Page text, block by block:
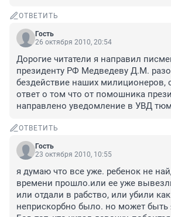
ОТВЕТИТЬ
Гость
26 октября 2010, 20:54
Дорогие читатели я направил
президенту РФ Медведеву Д.М.
бездействие наших милиционеров,
ответ о том что от помошника
направлено уведомление в УВД
ОТВЕТИТЬ
Гость
23 октября 2010, 10:55
я думаю что все уже. ребенок не
времени прошло.или ее уже
или отдали в рабство, или убили
неприскорбно было. но может быть